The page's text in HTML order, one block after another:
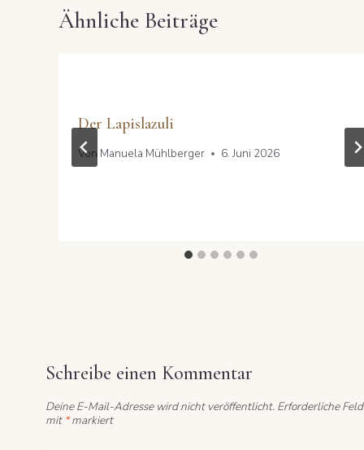
Ähnliche Beiträge
Der Lapislazuli
Von Manuela Mühlberger 6. Juni 2026
Schreibe einen Kommentar
Deine E-Mail-Adresse wird nicht veröffentlicht. Erforderliche
mit *markiert